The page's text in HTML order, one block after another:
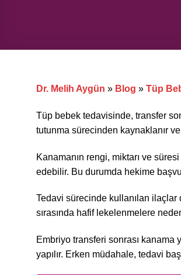
Dr. Melih Aygün » Blog » Tüp
Tüp bebek tedavisinde, transfer
tutunma sürecinden kaynaklanır
Kanamanın rengi, miktarı ve
edebilir. Bu durumda hekime
Tedavi sürecinde kullanılan
sırasında hafif lekelenmelere
Embriyo transferi sonrası
yapılır. Erken müdahale, tedavi